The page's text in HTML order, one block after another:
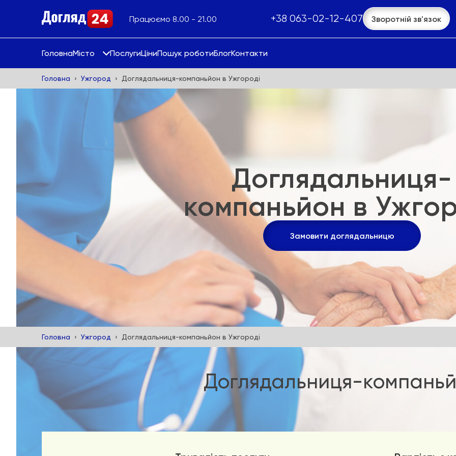
Працюємо 8.00 - 21.00 +38 063-02-12-407 Зворотній зв'язок
ГоловнаМісто ПослугиЦіниПошук роботиБлогКонтакти
Головна Ужгород Доглядальниця-компаньйон в Ужгороді
Доглядальниця-
компаньйон в
Замовити доглядальницю
Головна Ужгород Доглядальниця-компаньйон в Ужгороді
Доглядальниця-